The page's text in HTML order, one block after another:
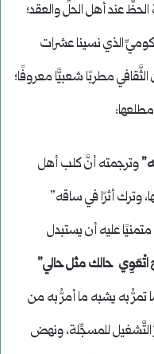
الحظِّ عند أهل الحلِّ والعقد؛
الذي نسينا عشرات
مطربًا شعبيًّا معروفًا؛
وترجمته أنَّ كلب أهل
وترك أثرًا في ساقه”
عليه أن يستبدل
اتْعَوِي حالك مثل حالي”
تمرُّ به يشبه ما أمرُّ به من
للمسجِّلة، ونهض